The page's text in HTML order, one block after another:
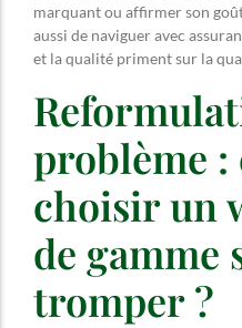
marquant ou affirmer son
aussi de naviguer avec
et la qualité priment sur la
problème
choisir un
de gamme
tromper ?